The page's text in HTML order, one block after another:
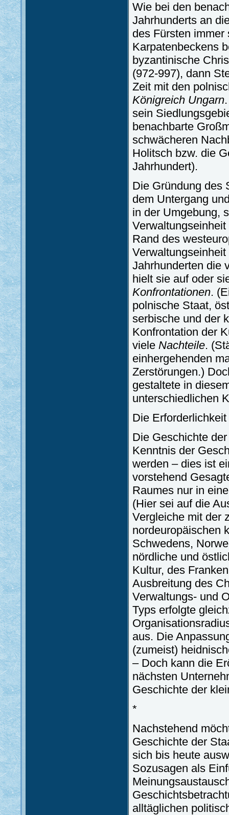
Wie bei den
Jahrhunderts an
des Fürsten
Karpatenbeckens
byzantinische
(972-997), dann
Zeit mit den
Königreich Ungarn
sein
benachbarte
schwächeren
Holitsch bzw. die
Jahrhundert).
Die Gründung des
dem Untergang
in der Umgebung,
Rand des
Jahrhunderten die
hielt sie auf oder
Konfrontationen.
polnische Staat,
serbische und der
Konfrontation der
viele Nachteile.
einhergehenden
Zerstörungen.)
gestaltete in
unterschiedlichen
Die
Die Geschichte
Kenntnis der
werden – dies ist
vorstehend
Raumes nur in
(Hier sei auf die
Vergleiche mit der
nordeuropäischen
Schwedens,
nördliche und
Kultur, des
Ausbreitung des
Verwaltungs- und
Typs erfolgte
aus. Die
(zumeist)
– Doch kann die
nächsten
Geschichte der
*
Nachstehend
Geschichte der
sich bis heute
Sozusagen als
alltäglichen